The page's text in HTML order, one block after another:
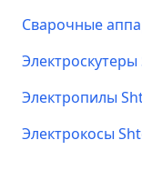
Сварочные
Электропилы
Электрокосы